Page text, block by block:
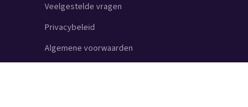
Veelgestelde vragen
Privacybeleid
Algemene voorwaarden